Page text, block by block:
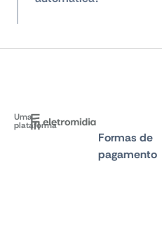
Uma
plataforma
Formas de
pagamento